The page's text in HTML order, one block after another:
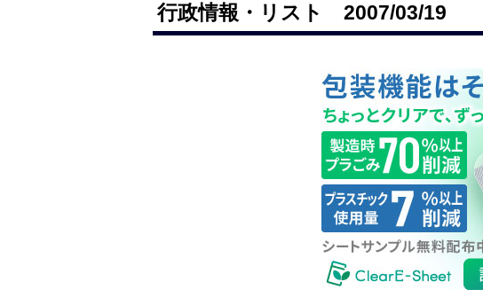
行政情報・リスト 2007/03/19